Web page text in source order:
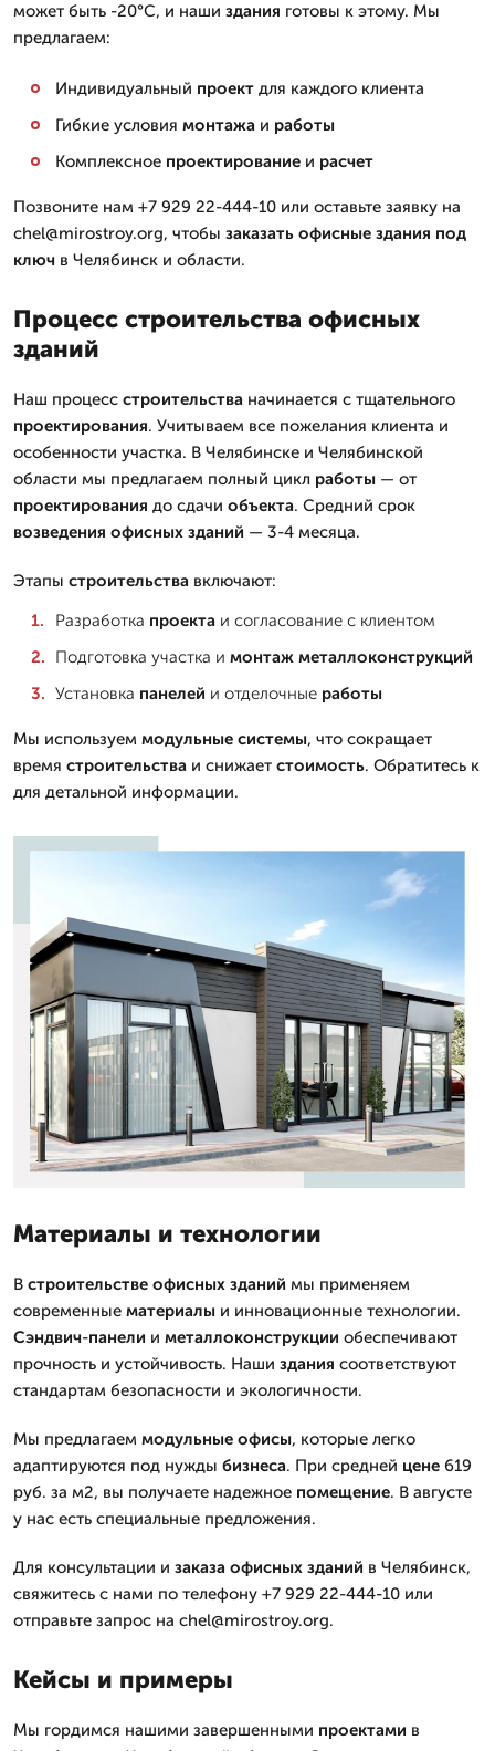
может быть -20°C, и наши здания готовы к этому. Мы
предлагаем:
Индивидуальный проект для каждого клиента
Гибкие условия монтажа и работы
Комплексное проектирование и расчет
Позвоните нам +7 929 22-444-10 или оставьте заявку на
chel@mirostroy.org, чтобы заказать офисные здания под
ключ в Челябинск и области.
Процесс строительства офисных
зданий
Наш процесс строительства начинается с тщательного
проектирования. Учитываем все пожелания клиента и
особенности участка. В Челябинске и Челябинской
области мы предлагаем полный цикл работы — от
проектирования до сдачи объекта. Средний срок
возведения офисных зданий — 3-4 месяца.
Этапы строительства включают:
Разработка проекта и согласование с клиентом
Подготовка участка и монтаж металлоконструкций
Установка панелей и отделочные работы
Мы используем модульные системы, что сокращает
время строительства и снижает стоимость. Обратитесь к
для детальной информации.
Материалы и технологии
В строительстве офисных зданий мы применяем
современные материалы и инновационные технологии.
Сэндвич-панели и металлоконструкции обеспечивают
прочность и устойчивость. Наши здания соответствуют
стандартам безопасности и экологичности.
Мы предлагаем модульные офисы, которые легко
адаптируются под нужды бизнеса. При средней цене 619
руб. за м2, вы получаете надежное помещение. В августе
у нас есть специальные предложения.
Для консультации и заказа офисных зданий в Челябинск,
свяжитесь с нами по телефону +7 929 22-444-10 или
отправьте запрос на chel@mirostroy.org.
Кейсы и примеры
Мы гордимся нашими завершенными проектами в